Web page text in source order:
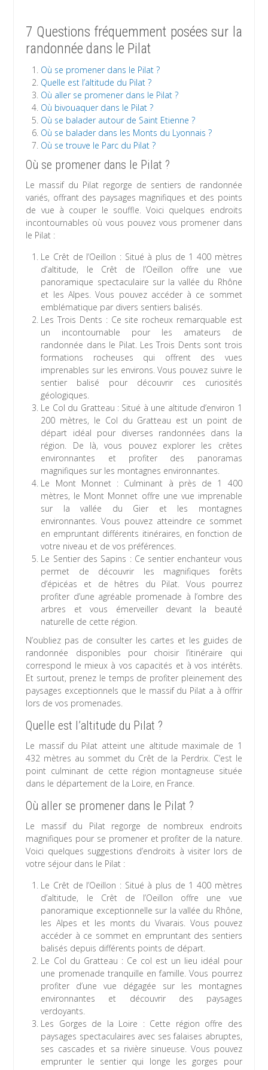
7 Questions fréquemment posées sur la
randonnée dans le Pilat
Où se promener dans le Pilat ?
Quelle est l’altitude du Pilat ?
Où aller se promener dans le Pilat ?
Où bivouaquer dans le Pilat ?
Où se balader autour de Saint Etienne ?
Où se balader dans les Monts du Lyonnais ?
Où se trouve le Parc du Pilat ?
Où se promener dans le Pilat ?
Le massif du Pilat regorge de sentiers de randonnée
variés, offrant des paysages magnifiques et des points
de vue à couper le souffle. Voici quelques endroits
incontournables où vous pouvez vous promener dans
le Pilat :
Le Crêt de l’Oeillon : Situé à plus de 1 400 mètres
d’altitude, le Crêt de l’Oeillon offre une vue
panoramique spectaculaire sur la vallée du Rhône
et les Alpes. Vous pouvez accéder à ce sommet
emblématique par divers sentiers balisés.
Les Trois Dents : Ce site rocheux remarquable est
un incontournable pour les amateurs de
randonnée dans le Pilat. Les Trois Dents sont trois
formations rocheuses qui offrent des vues
imprenables sur les environs. Vous pouvez suivre le
sentier balisé pour découvrir ces curiosités
géologiques.
Le Col du Gratteau : Situé à une altitude d’environ 1
200 mètres, le Col du Gratteau est un point de
départ idéal pour diverses randonnées dans la
région. De là, vous pouvez explorer les crêtes
environnantes et profiter des panoramas
magnifiques sur les montagnes environnantes.
Le Mont Monnet : Culminant à près de 1 400
mètres, le Mont Monnet offre une vue imprenable
sur la vallée du Gier et les montagnes
environnantes. Vous pouvez atteindre ce sommet
en empruntant différents itinéraires, en fonction de
votre niveau et de vos préférences.
Le Sentier des Sapins : Ce sentier enchanteur vous
permet de découvrir les magnifiques forêts
d’épicéas et de hêtres du Pilat. Vous pourrez
profiter d’une agréable promenade à l’ombre des
arbres et vous émerveiller devant la beauté
naturelle de cette région.
N’oubliez pas de consulter les cartes et les guides de
randonnée disponibles pour choisir l’itinéraire qui
correspond le mieux à vos capacités et à vos intérêts.
Et surtout, prenez le temps de profiter pleinement des
paysages exceptionnels que le massif du Pilat a à offrir
lors de vos promenades.
Quelle est l’altitude du Pilat ?
Le massif du Pilat atteint une altitude maximale de 1
432 mètres au sommet du Crêt de la Perdrix. C’est le
point culminant de cette région montagneuse située
dans le département de la Loire, en France.
Où aller se promener dans le Pilat ?
Le massif du Pilat regorge de nombreux endroits
magnifiques pour se promener et profiter de la nature.
Voici quelques suggestions d’endroits à visiter lors de
votre séjour dans le Pilat :
Le Crêt de l’Oeillon : Situé à plus de 1 400 mètres
d’altitude, le Crêt de l’Oeillon offre une vue
panoramique exceptionnelle sur la vallée du Rhône,
les Alpes et les monts du Vivarais. Vous pouvez
accéder à ce sommet en empruntant des sentiers
balisés depuis différents points de départ.
Le Col du Gratteau : Ce col est un lieu idéal pour
une promenade tranquille en famille. Vous pourrez
profiter d’une vue dégagée sur les montagnes
environnantes et découvrir des paysages
verdoyants.
Les Gorges de la Loire : Cette région offre des
paysages spectaculaires avec ses falaises abruptes,
ses cascades et sa rivière sinueuse. Vous pouvez
emprunter le sentier qui longe les gorges pour